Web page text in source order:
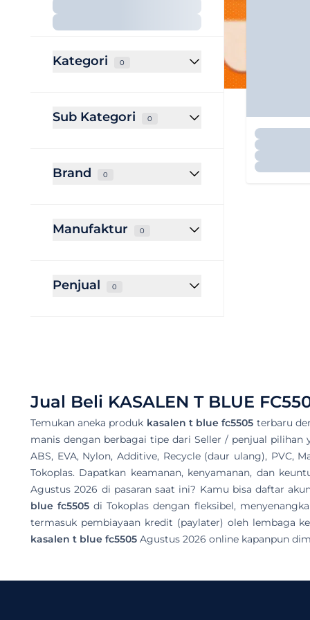
Kategori 0
Sub Kategori 0
Brand 0
Manufaktur 0
Penjual 0
Jual Beli KASALEN T BLUE
Temukan aneka produk kasalen t blue fc5505 terbaru
manis dengan berbagai tipe dari Seller / penjual pilihan
ABS, EVA, Nylon, Additive, Recycle (daur ulang),
Tokoplas. Dapatkan keamanan, kenyamanan, dan
Agustus 2026 di pasaran saat ini? Kamu bisa daftar
blue fc5505 di Tokoplas dengan fleksibel,
termasuk pembiayaan kredit (paylater) oleh lembaga
kasalen t blue fc5505 Agustus 2026 online kapanpun